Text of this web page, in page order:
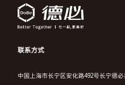
联系方式
中国上海市长宁区安化路492号长宁德必